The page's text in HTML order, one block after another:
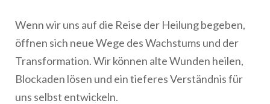
Wenn wir uns auf die Reise der Heilung begeben,
öffnen sich neue Wege des Wachstums und der
Transformation. Wir können alte Wunden heilen,
Blockaden lösen und ein tieferes Verständnis für
uns selbst entwickeln.